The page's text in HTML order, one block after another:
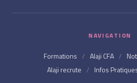
NAVIGATION
Formations / Alaji CFA /
Alaji recrute / Infos